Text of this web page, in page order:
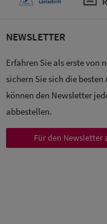
NEWSLETTER
Erfahren Sie als erste von
sichern Sie sich die besten
können den Newsletter
abbestellen.
Für den Newsletter